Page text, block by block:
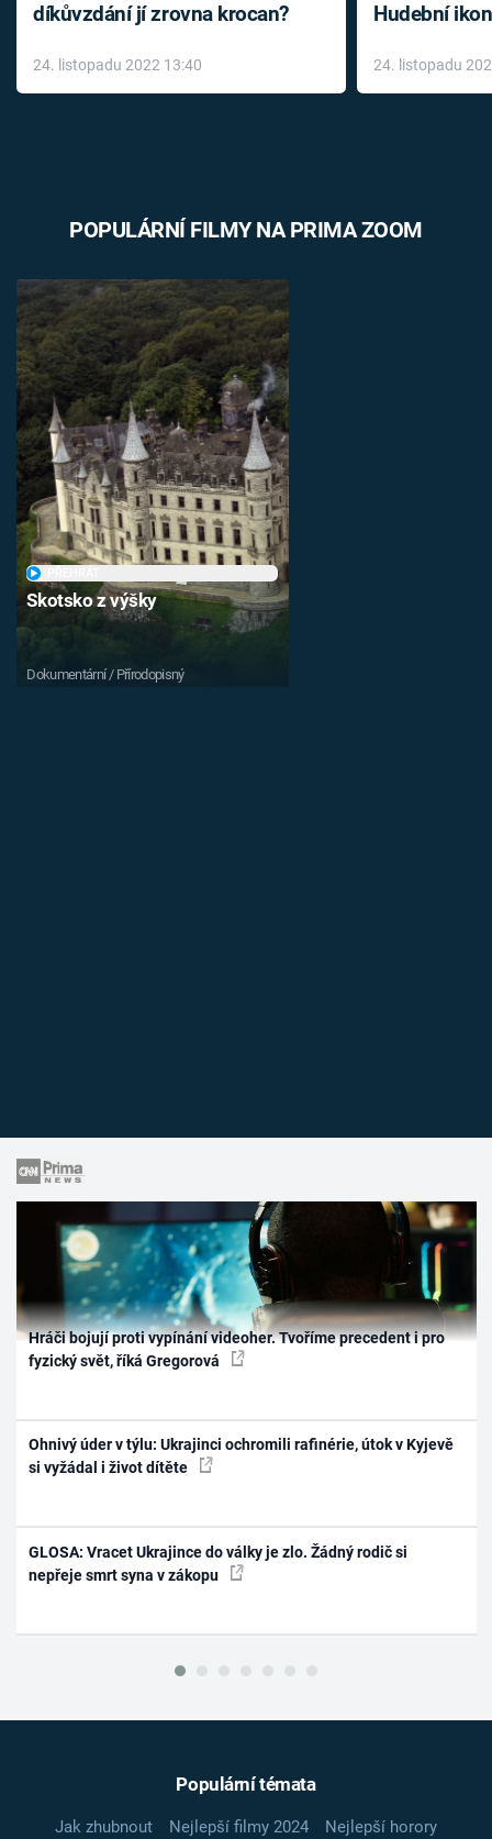
díkůvzdání jí zrovna krocan?
24. listopadu 2022 13:40
Hudební
léky
24. listopadu
POPULÁRNÍ FILMY NA PRIMA ZOOM
Skotsko z výšky
Dokumentární / Přírodopisný
Hráči bojují proti vypínání videoher. Tvoříme precedent i pro
fyzický svět, říká Gregorová
Ohnivý úder v týlu: Ukrajinci ochromili rafinérie, útok v Kyjevě
si vyžádal i život dítěte
GLOSA: Vracet Ukrajince do války je zlo. Žádný rodič si
nepřeje smrt syna v zákopu
Populární témata
Jak zhubnout Nejlepší filmy 2024
Nejlepší horory